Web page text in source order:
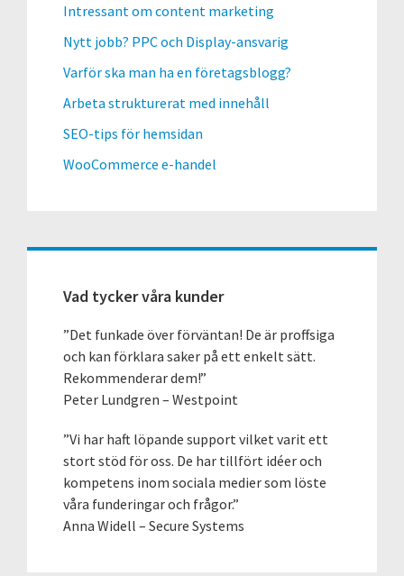
Intressant om content marketing
Nytt jobb? PPC och Display-ansvarig
Varför ska man ha en företagsblogg?
Arbeta strukturerat med innehåll
SEO-tips för hemsidan
WooCommerce e-handel
Vad tycker våra kunder
”Det funkade över förväntan! De är proffsiga
och kan förklara saker på ett enkelt sätt.
Rekommenderar dem!”
Peter Lundgren – Westpoint
”Vi har haft löpande support vilket varit ett
stort stöd för oss. De har tillfört idéer och
kompetens inom sociala medier som löste
våra funderingar och frågor.”
Anna Widell – Secure Systems